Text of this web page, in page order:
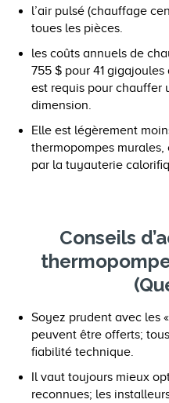
l’air pulsé (chauffage
toues les pièces.
les coûts annuels de
755 $ pour 41
est requis pour chauffer
dimension.
Elle est légèrement
thermopompes
par la tuyauterie
Conseils
Soyez prudent avec les
peuvent être offerts;
fiabilité technique.
Il vaut toujours mieux
reconnues; les